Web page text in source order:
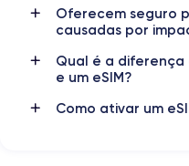
3582 mAh
5G
Oferecem seguro
causadas por
Qual é a diferença
e um eSIM?
Como ativar um